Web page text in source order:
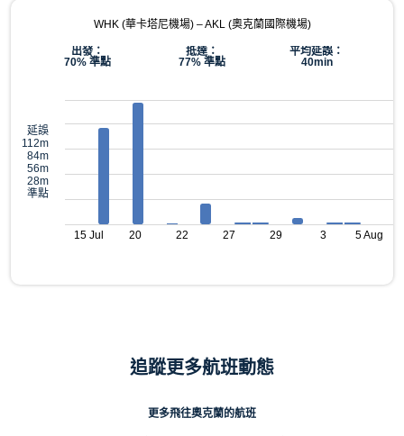
WHK (華卡塔尼機場) – AKL (奧克蘭國際機場)
出發：
70% 準點
抵達：
77% 準點
平均延誤：
40min
延誤
112m
84m
56m
28m
準點
15 Jul 20 22 27 29 3 5 Aug
追蹤更多航班動態
更多飛往奧克蘭的航班